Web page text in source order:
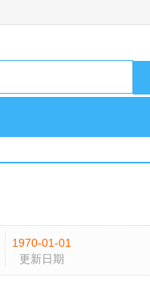
1970-01-01
更新日期